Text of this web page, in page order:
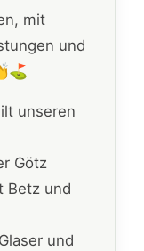
mit
und
unseren
Götz
Betz und
und